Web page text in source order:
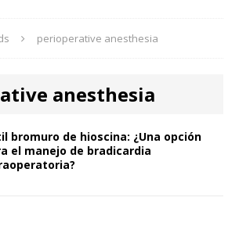
perioperative anesthesia
anesthesia
bromuro de hioscina: ¿Una opción
el manejo de bradicardia